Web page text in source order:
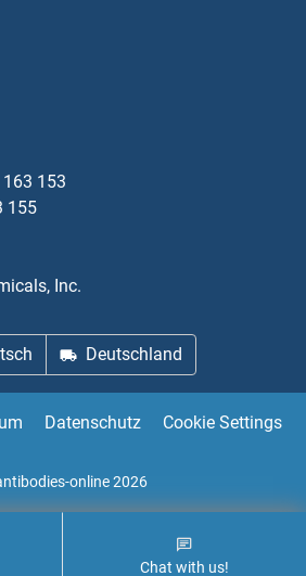
Member 3 Antikörper
153
155
Inc.
Deutschland
Datenschutz
Cookie Settings
online 2026
Chat with us!